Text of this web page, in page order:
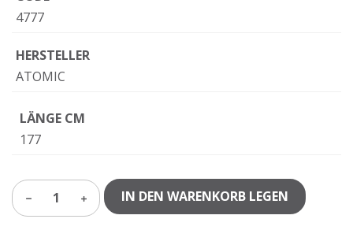
4777
HERSTELLER
ATOMIC
LÄNGE CM
177
1 IN DEN WARENKORB LEGEN